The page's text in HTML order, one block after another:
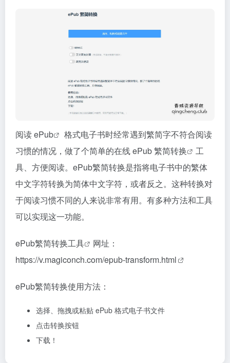
阅读ePub
格式电子书时经常遇到繁简字不符合阅读
习惯的情况，做了个简单的在线 ePub繁简转换
工
具、方便阅读。ePub繁简转换是指将电子书中的繁体
中文字符转换为简体中文字符，或者反之。这种转换对
于阅读习惯不同的人来说非常有用。有多种方法和工具
可以实现这一功能。
ePub繁简转换工具
网址：
https://v.magiconch.com/epub-transform.html
ePub繁简转换使用方法：
选择、拖拽或粘贴 ePub 格式电子书文件
点击转换按钮
下载！